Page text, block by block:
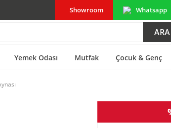
Showroom Whatsapp
ARA
Yemek Odası Mutfak Çocuk & Genç